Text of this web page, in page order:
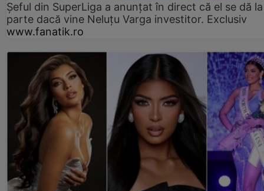
Șeful din SuperLiga a anunțat în direct că el se dă
parte dacă vine Neluțu Varga investitor. Exclusiv
www.fanatik.ro